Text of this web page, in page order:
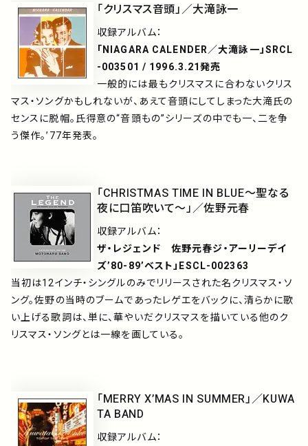
「クリスマス音頭」／大滝詠一
収録アルバム：
「NIAGARA CALENDER／大滝詠一」SRCL
-003501 / 1996.3.21発売
一般的には最もクリスマスに合わないクリス
マス・ソングかもしれないが、あえて音頭にしてしまった大滝氏の
センスに脱帽。氏得意の“音頭もの”シリーズの中でも一、二を争
う傑作。’77年発表。
「CHRISTMAS TIME IN BLUE～聖なる
夜に口笛吹いて～」／佐野元春
収録アルバム：
ザ・レジェンド 佐野元春ジ・アーリーデイ
ズ’80-89’ベスト」ESCL-002363
当初は12インチ・シングルのみでリリースされた名クリスマス・ソ
ング。佐野の当時のブームであったレゲエをバックに、清らかに歌
い上げる歌詞は、単に、華やいだクリスマスを描いている他のク
リスマス・ソングとは一線を画している。
「MERRY X’MAS IN SUMMER」／KUWA
TA BAND
収録アルバム：